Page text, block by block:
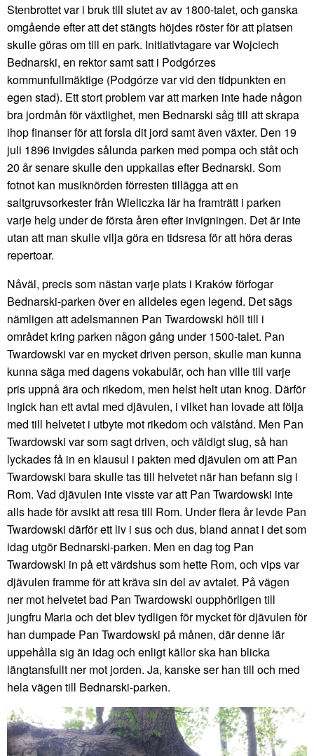
Stenbrottet var i bruk till slutet av av 1800-talet, och ganska
omgående efter att det stängts höjdes röster för att platsen
skulle göras om till en park. Initiativtagare var Wojciech
Bednarski, en rektor samt satt i Podgórzes
kommunfullmäktige (Podgórze var vid den tidpunkten en
egen stad). Ett stort problem var att marken inte hade någon
bra jordmån för växtlighet, men Bednarski såg till att skrapa
ihop finanser för att forsla dit jord samt även växter. Den 19
juli 1896 invigdes sålunda parken med pompa och ståt och
20 år senare skulle den uppkallas efter Bednarski. Som
fotnot kan musiknörden förresten tillägga att en
saltgruvsorkester från Wieliczka lär ha framträtt i parken
varje helg under de första åren efter invigningen. Det är inte
utan att man skulle vilja göra en tidsresa för att höra deras
repertoar.
Nåväl, precis som nästan varje plats i Kraków förfogar
Bednarski-parken över en alldeles egen legend. Det sägs
nämligen att adelsmannen Pan Twardowski höll till i
området kring parken någon gång under 1500-talet. Pan
Twardowski var en mycket driven person, skulle man kunna
kunna säga med dagens vokabulär, och han ville till varje
pris uppnå ära och rikedom, men helst helt utan knog. Därför
ingick han ett avtal med djävulen, i vilket han lovade att följa
med till helvetet i utbyte mot rikedom och välstånd. Men Pan
Twardowski var som sagt driven, och väldigt slug, så han
lyckades få in en klausul i pakten med djävulen om att Pan
Twardowski bara skulle tas till helvetet när han befann sig i
Rom. Vad djävulen inte visste var att Pan Twardowski inte
alls hade för avsikt att resa till Rom. Under flera år levde Pan
Twardowski därför ett liv i sus och dus, bland annat i det som
idag utgör Bednarski-parken. Men en dag tog Pan
Twardowski in på ett värdshus som hette Rom, och vips var
djävulen framme för att kräva sin del av avtalet. På vägen
ner mot helvetet bad Pan Twardowski oupphörligen till
jungfru Maria och det blev tydligen för mycket för djävulen för
han dumpade Pan Twardowski på månen, där denne lär
uppehålla sig än idag och enligt källor ska han blicka
längtansfullt ner mot jorden. Ja, kanske ser han till och med
hela vägen till Bednarski-parken.